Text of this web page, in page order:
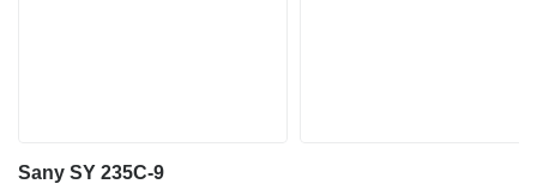
Sany SY 235C-9